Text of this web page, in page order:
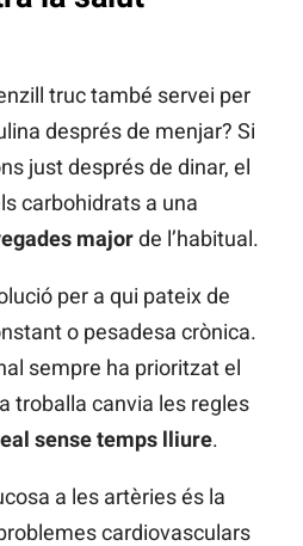
truc també servei per
després de menjar? Si
just després de dinar, el
carbohidrats a una
majorde l’habitual.
per a qui pateix de
o pesadesa crònica.
sempre ha prioritzat el
troballa canvia les regles
sense temps lliure.
a les artèries és la
cardiovasculars